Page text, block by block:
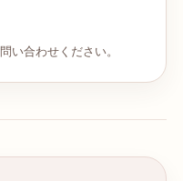
い合わせください。